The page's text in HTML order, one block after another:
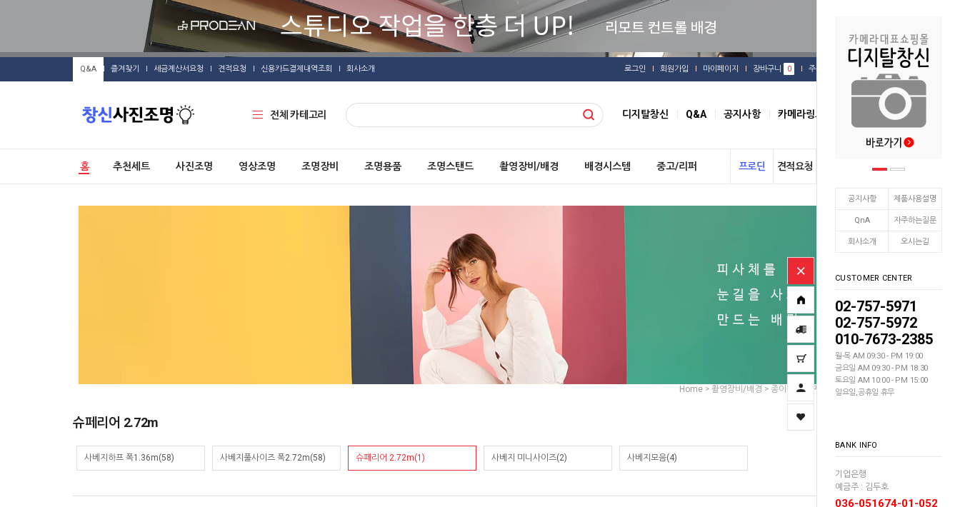
공지사항 제품사용설명
QnA 자주하는질문
회사소개 오시는길
CUSTOMER CENTER
02-757-5971
02-757-5972
010-7673-2385
월-목 AM 09:30 - PM 19:00
금요일 AM 09:30 - PM 18:30
토요일 AM 10:00 - PM 15:00
일요일,공휴일 휴무
BANK INFO
기업은행
예금주 : 김두호
036-051674-01-052
Q&A 즐겨찾기 세금계산서요청 견적요청 신용카드결제내역조회 회사소개 로그인 회원가입 마이페이지 장바구니 0 주문배송 관심상품
전체 카테고리 디지탈창신 Q&A 공지사항 카메라링크
홈 추천세트 사진조명 영상조명 조명장비 조명용품 조명스탠드 촬영장비/배경 배경시스템 중고/리퍼 프로딘 견적요청
Home > 촬영장비/배경 > 종이롤 배경지 슈페리어 2.72m
슈페리어 2.72m
사베지하프 폭1.36m(58) 사베지풀사이즈 폭2.72m(58) 슈페리어 2.72m(1) 사베지 미니사이즈(2) 사베지모음(4)